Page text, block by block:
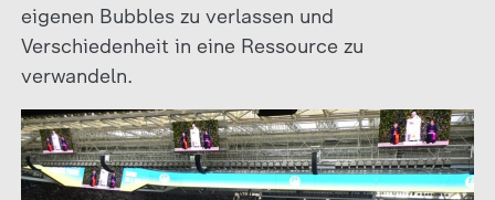
eigenen Bubbles zu verlassen und
Verschiedenheit in eine Ressource zu
verwandeln.